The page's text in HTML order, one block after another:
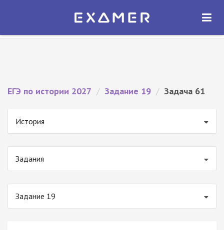
Экзамер — ЕГЭ 2027
ОТКРЫТЬ
ЕГЭ по истории 2027 / Задание 19 / Задача 61
История
Задания
Задание 19